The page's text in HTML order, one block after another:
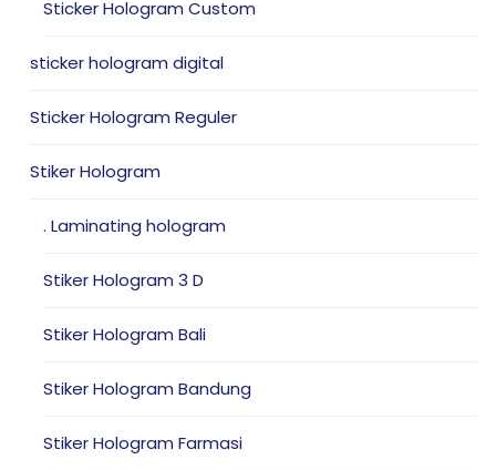
Sticker Hologram Custom
sticker hologram digital
Sticker Hologram Reguler
Stiker Hologram
. Laminating hologram
Stiker Hologram 3 D
Stiker Hologram Bali
Stiker Hologram Bandung
Stiker Hologram Farmasi